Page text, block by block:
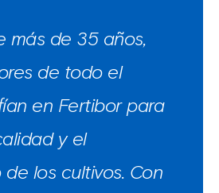
más de 35 años,
de todo el
en Fertibor para
y el
los cultivos. Con